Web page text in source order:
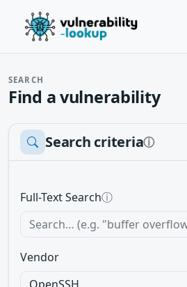
SEARCH
Find a vulnerability
Search criteriaⓘ
Full-Text Searchⓘ
Vendor